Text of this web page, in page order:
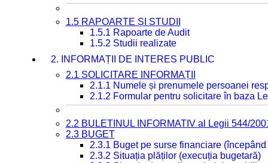
1.5 RAPOARTE ȘI STUDII
1.5.1 Rapoarte de Audit
1.5.2 Studii realizate
2. INFORMAȚII DE INTERES PUBLIC
2.1 SOLICITARE INFORMAȚII
2.1.1 Numele și prenumele persoanei
2.1.2 Formular pentru solicitare în baza
2.2 BULETINUL INFORMATIV al Legii 544/
2.3 BUGET
2.3.1 Buget pe surse financiare
2.3.2 Situația plăților (execuția bugetară)